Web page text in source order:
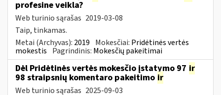
profesine veikla?
Web turinio sąrašas 2019-03-08
Taip, tinkamas.
Metai (Archyvas): 2019 Mokesčiai: Pridėtinės vertės
mokestis Pagrindinis: Mokesčių pakeitimai
Dėl Pridėtinės vertės mokesčio įstatymo 97 ir
98 straipsnių komentaro pakeitimo ir
Web turinio sąrašas 2025-09-03